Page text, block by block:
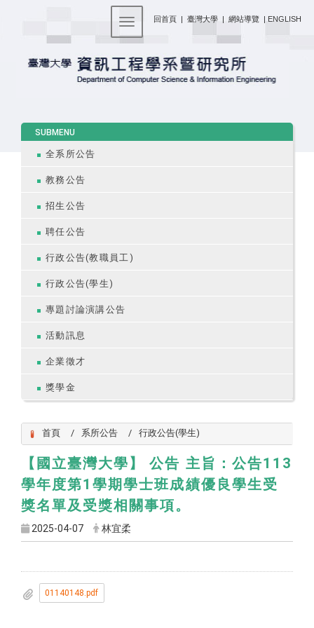
回首頁 | 臺灣大學 | 網站導覽 | ENGLISH
Toggle navigation
SUBMENU
全系所公告
教務公告
招生公告
聘任公告
行政公告(教職員工)
行政公告(學生)
專題討論演講公告
活動訊息
企業徵才
獎學金
首頁 系所公告 行政公告(學生)
【國立臺灣大學】 公告 主旨：公告113
學年度第1學期學士班成績優良學生受
獎名單及受獎相關事項。
2025-04-07 林宜柔
01140148.pdf